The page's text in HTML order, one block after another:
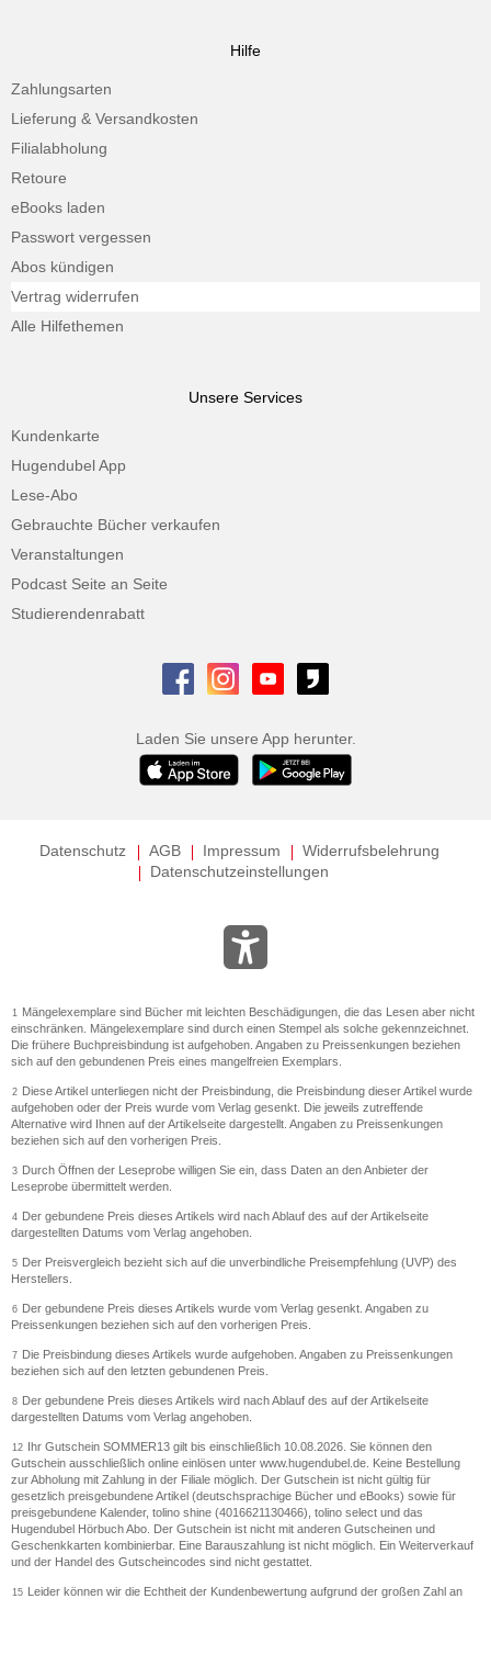
Hilfe
Zahlungsarten
Lieferung & Versandkosten
Filialabholung
Retoure
eBooks laden
Passwort vergessen
Abos kündigen
Vertrag widerrufen
Alle Hilfethemen
Unsere Services
Kundenkarte
Hugendubel App
Lese-Abo
Gebrauchte Bücher verkaufen
Veranstaltungen
Podcast Seite an Seite
Studierendenrabatt
Laden Sie unsere App herunter.
Datenschutz AGB Impressum
Widerrufsbelehrung
Datenschutzeinstellungen
1 Mängelexemplare sind Bücher mit leichten Beschädigungen, die das Lesen aber nicht
einschränken. Mängelexemplare sind durch einen Stempel als solche gekennzeichnet.
Die frühere Buchpreisbindung ist aufgehoben. Angaben zu Preissenkungen beziehen
sich auf den gebundenen Preis eines mangelfreien Exemplars.
2 Diese Artikel unterliegen nicht der Preisbindung, die Preisbindung dieser Artikel wurde
aufgehoben oder der Preis wurde vom Verlag gesenkt. Die jeweils zutreffende
Alternative wird Ihnen auf der Artikelseite dargestellt. Angaben zu Preissenkungen
beziehen sich auf den vorherigen Preis.
3 Durch Öffnen der Leseprobe willigen Sie ein, dass Daten an den Anbieter der
Leseprobe übermittelt werden.
4 Der gebundene Preis dieses Artikels wird nach Ablauf des auf der Artikelseite
dargestellten Datums vom Verlag angehoben.
5 Der Preisvergleich bezieht sich auf die unverbindliche Preisempfehlung (UVP) des
Herstellers.
6 Der gebundene Preis dieses Artikels wurde vom Verlag gesenkt. Angaben zu
Preissenkungen beziehen sich auf den vorherigen Preis.
7 Die Preisbindung dieses Artikels wurde aufgehoben. Angaben zu Preissenkungen
beziehen sich auf den letzten gebundenen Preis.
8 Der gebundene Preis dieses Artikels wird nach Ablauf des auf der Artikelseite
dargestellten Datums vom Verlag angehoben.
12 Ihr Gutschein SOMMER13 gilt bis einschließlich 10.08.2026. Sie können den
Gutschein ausschließlich online einlösen unter www.hugendubel.de. Keine Bestellung
zur Abholung mit Zahlung in der Filiale möglich. Der Gutschein ist nicht gültig für
gesetzlich preisgebundene Artikel (deutschsprachige Bücher und eBooks) sowie für
preisgebundene Kalender, tolino shine (4016621130466), tolino select und das
Hugendubel Hörbuch Abo. Der Gutschein ist nicht mit anderen Gutscheinen und
Geschenkkarten kombinierbar. Eine Barauszahlung ist nicht möglich. Ein Weiterverkauf
und der Handel des Gutscheincodes sind nicht gestattet.
15 Leider können wir die Echtheit der Kundenbewertung aufgrund der großen Zahl an